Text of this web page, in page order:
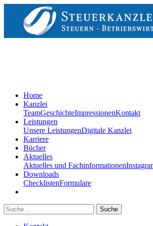
Home
Kanzlei
TeamGeschichteImpressionenKontakt
Leistungen
Unsere LeistungenDigitale Kanzlei
Karriere
Bücher
Aktuelles
Aktuelles und Fachinformationen
Downloads
ChecklistenFormulare
Suche